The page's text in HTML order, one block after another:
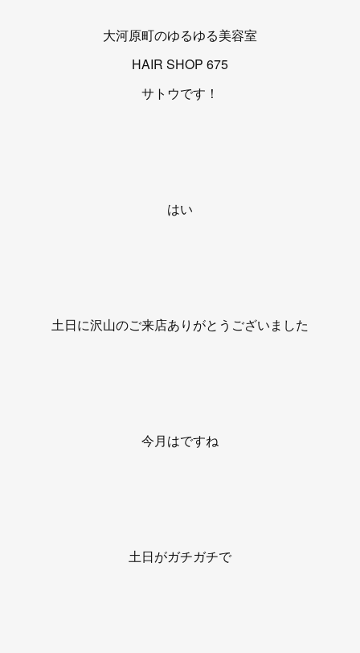
大河原町のゆるゆる美容室
HAIR SHOP 675
サトウです！
はい
土日に沢山のご来店ありがとうございました
今月はですね
土日がガチガチで